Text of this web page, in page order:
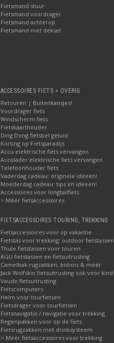
Fietsmand stuur
Fietsmand voordrager
Fietsmand achterop
Fietsmand met deksel
ACCESSOIRES FIETS > OVERIG
Retouren | Buitenkansjes!
Voordrager fiets
Windscherm fiets
Fietskaarthouder
Ding Dong fietsbel geluid
Korting op Fietsparadijs
Accu elektrische fiets vervangen
Acculader elektrische fiets vervangen
Telefoonhouder fiets
Vaderdag cadeau: originele ideeën!
Moederdag cadeau: tips en ideeën!
Accessoires voor longtailfiets
> Méér fietsaccessoires
FIETSACCESSOIRES TOURING, TREKKING
Fietsaccessoires voor op vakantie
Fietstas voor trekking: outdoor fietstassen
Thule fietstassen voor touren
AGU fietstassen en fietsuitrusting
Camelbak rugzakken, bidons & méér
Jack Wolfskin fietsuitrusting ook voor kind
Vaude fietsuitrusting
Fietscomputers
Helm voor tourfietsen
Fietsdrager voor tourfietsen
Fietsnavigatie / navigatie voor trekking
Regenpakken voor op de fiets
Fietsrugzakken met drinksysteem
> Méér fietsaccessoires voor trekking